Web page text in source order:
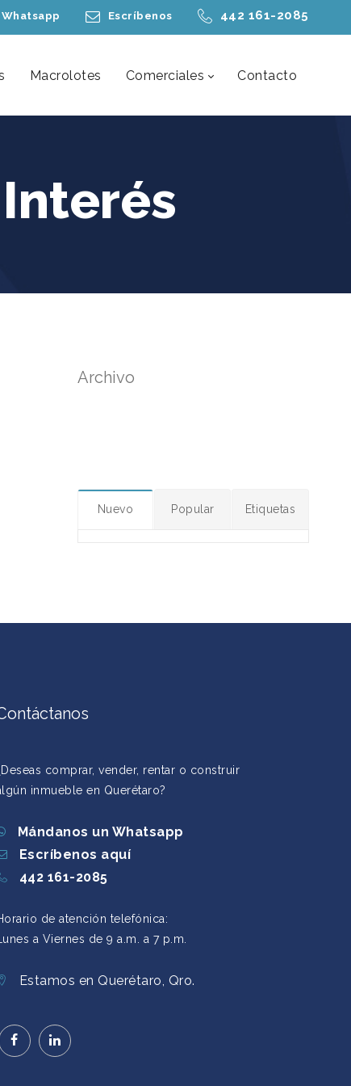
Whatsapp Escríbenos 442 161-2085
Macrolotes Comerciales Contacto
Archivo
Nuevo Popular Etiquetas
comprar, vender, rentar o construir
inmueble en Querétaro?
Mándanos un Whatsapp
Escríbenos aquí
442 161-2085
de atención telefónica:
Lunes a Viernes de 9 a.m. a 7 p.m.
Estamos en Querétaro, Qro.